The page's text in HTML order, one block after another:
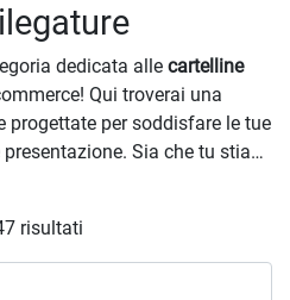
dedicata alle cartelline
Qui troverai una
progettate per soddisfare le tue
Sia che tu stia
aziendale, un portfolio
la loro combinazione di
un must-have per ogni
Questi articoli su misura
risultati